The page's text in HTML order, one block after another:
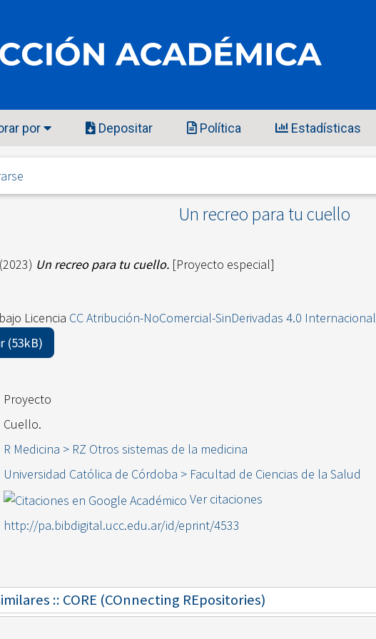
por Depositar Política Estadísticas
Un recreo para tu cuello
(2023) Un recreo para tu cuello. [Proyecto especial]
Licencia CC Atribución-NoComercial-SinDerivadas 4.0 Internacional
(53kB)
Proyecto
Cuello.
R Medicina > RZ Otros sistemas de la medicina
Universidad Católica de Córdoba > Facultad de Ciencias de la Salud
Ver citaciones
http://pa.bibdigital.ucc.edu.ar/id/eprint/4533
:: CORE (COnnecting REpositories)